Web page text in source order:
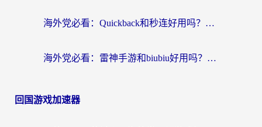
海外党必看：Quickback和秒连好用吗？3步选对回国加速器，无缝刷国内资源
海外党必看：雷神手游和biubiu好用吗？3招选对回国加速器无缝刷国内资源
回国游戏加速器